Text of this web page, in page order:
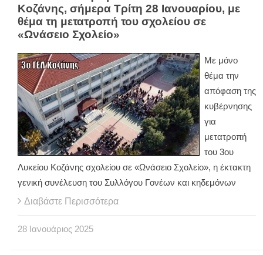
Κοζάνης, σήμερα Τρίτη 28 Ιανουαρίου, με
θέμα τη μετατροπή του σχολείου σε
«Ωνάσειο Σχολείο»
Με μόνο
θέμα την
απόφαση της
κυβέρνησης
για
μετατροπή
του 3ου
Λυκείου Κοζάνης σχολείου σε «Ωνάσειο Σχολείο», η έκτακτη
γενική συνέλευση του Συλλόγου Γονέων και κηδεμόνων
Διαβάστε Περισσότερα
28 Ιανουάριος 2025